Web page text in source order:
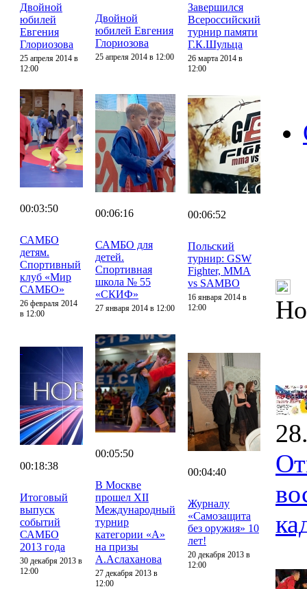
Двойной
юбилей
Евгения
Глориозова
25 апреля 2014 в
12:00
Двойной
юбилей Евгения
Глориозова
25 апреля 2014 в 12:00
Завершился
Всероссийский
турнир памяти
Г.К.Шульца
26 марта 2014 в
12:00
00:03:50
САМБО
детям.
Спортивный
клуб «Мир
САМБО»
26 февраля 2014
в 12:00
00:06:16
САМБО для
детей.
Спортивная
школа № 55
«СКИФ»
27 января 2014 в 12:00
00:06:52
Польский
турнир: GSW
Fighter, MMA
vs SAMBO
16 января 2014 в
12:00
00:18:38
Итоговый
выпуск
событий
САМБО
2013 года
30 декабря 2013 в
12:00
00:05:50
В Москве
прошел XII
Международный
турнир
категории «А»
на призы
А.Аслаханова
27 декабря 2013 в
12:00
00:04:40
Журналу
«Самозащита
без оружия» 10
лет!
20 декабря 2013 в
12:00